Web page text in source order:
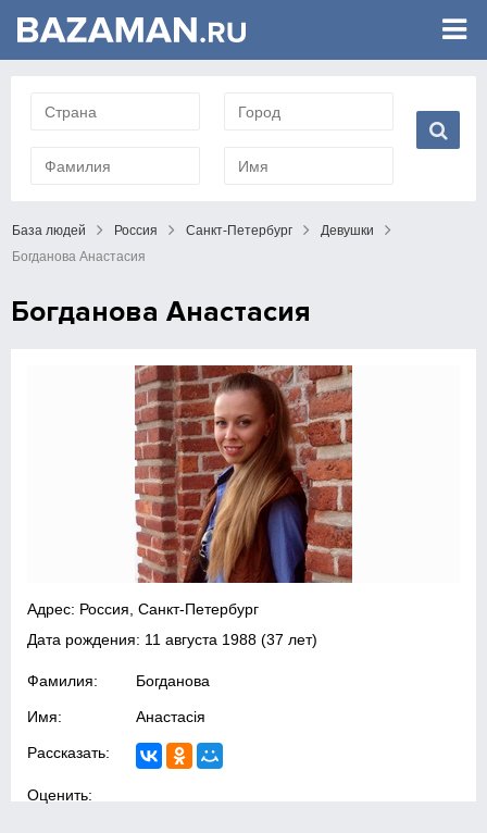
База людей Россия Санкт-Петербург
Девушки
Богданова Анастасия
Богданова Анастасия
Адрес: Россия, Санкт-Петербург
Дата рождения: 11 августа 1988 (37 лет)
Фамилия: Богданова
Имя: Анастасія
Рассказать:
Оценить: